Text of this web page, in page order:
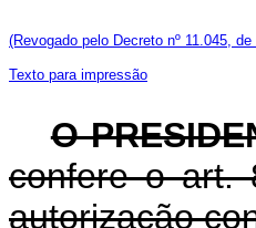
(Revogado pelo Decreto nº 11.045, de
Texto para impressão
O
confere o art.
autorização